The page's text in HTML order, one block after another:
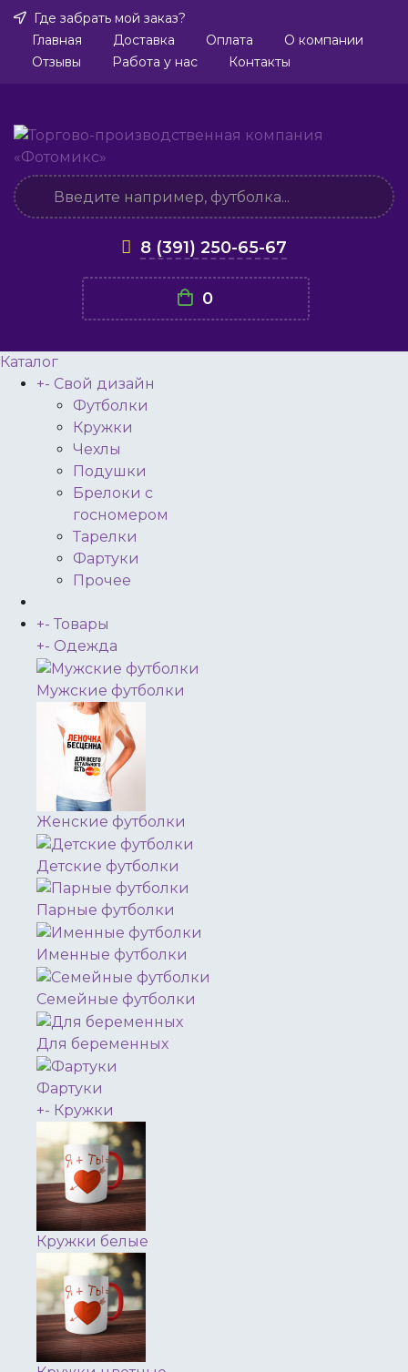
Где забрать мой заказ?
Главная
Доставка Оплата
О компании
Отзывы
Работа у нас Контакты
8 (391) 250-65-67
0
Каталог
+- Свой дизайн
Футболки
Кружки
Чехлы
Подушки
Брелоки с
госномером
Тарелки
Фартуки
Прочее
+- Товары
+- Одежда
Мужские футболки
Женские футболки
Детские футболки
Парные футболки
Именные футболки
Семейные футболки
Для беременных
Фартуки
+- Кружки
Кружки белые